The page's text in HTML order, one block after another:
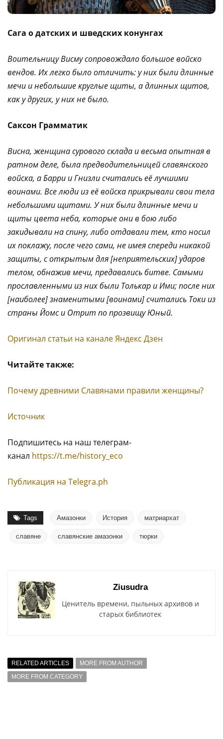
Сага о датских и шведских конунгах
Воительницу Висму сопровождало большое войско
вендов. Их легко было отличить: у них были длинные
мечи и небольшие круглые щиты, а длинных щитов,
как у других, у них не было.
Саксон Грамматик
Висна, женщина сурового склада и весьма опытная в
ратном деле, была предводительницей славянского
войска, а Барри и Гнизли считались её лучшими
воинами. Все люди из её войска прикрывали свои тела
небольшими щитами. У них были длинные мечи и
щиты цвета неба, которые они в бою либо
закидывали на спину, либо отдавали тем, кто носил
их поклажу, после чего сами, не имея спереди никакой
защиты, с открытым для [неприятельских] ударов
телом, обнажив мечи, предавались битве. Самыми
прославленными из них были Толькар и Ими; после них
[наиболее] знаменитыми [воинами] считались Токи из
страны Йомс и Отрит по прозвищу Юный.
Оригинал статьи на канале Яндекс Дзен
Читайте также:
Почему древними Славянами правили женщины?
Источник
Подпишитесь на наш телеграм-
канал https://t.me/history_eco
Публикация на Тelegra.ph
Tags Амазонки История матриархат
славяне славянские амазонки тюрки
Ziusudra
Ценитель времени, пыльных архивов и
старых библиотек
RELATED ARTICLES
MORE FROM AUTHOR
MORE FROM CATEGORY